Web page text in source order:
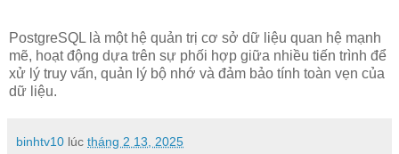
PostgreSQL là một hệ quản trị cơ sở dữ liệu quan hệ mạnh
mẽ, hoạt động dựa trên sự phối hợp giữa nhiều tiến trình để
xử lý truy vấn, quản lý bộ nhớ và đảm bảo tính toàn vẹn của
dữ liệu.
binhtv10 lúc tháng 2 13, 2025